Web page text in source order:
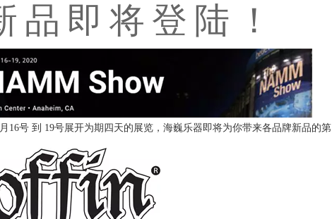
即将登陆！
16号 到 19号展开为期四天的展览，海巍乐器即将为你带来各品牌新品的第